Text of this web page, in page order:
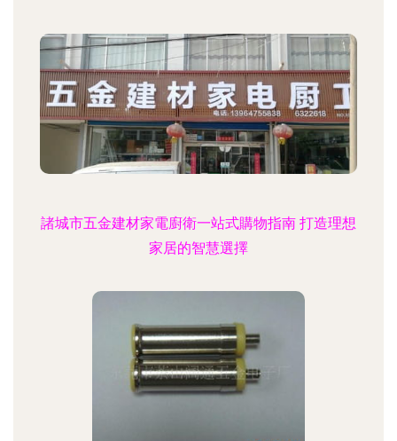
諸城市五金建材家電廚衛一站式購物指南 打造理想
家居的智慧選擇